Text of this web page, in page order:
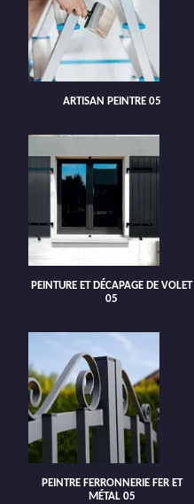
ARTISAN PEINTRE 05
PEINTURE ET DÉCAPAGE DE VOLET
05
PEINTRE FERRONNERIE FER ET
MÉTAL 05